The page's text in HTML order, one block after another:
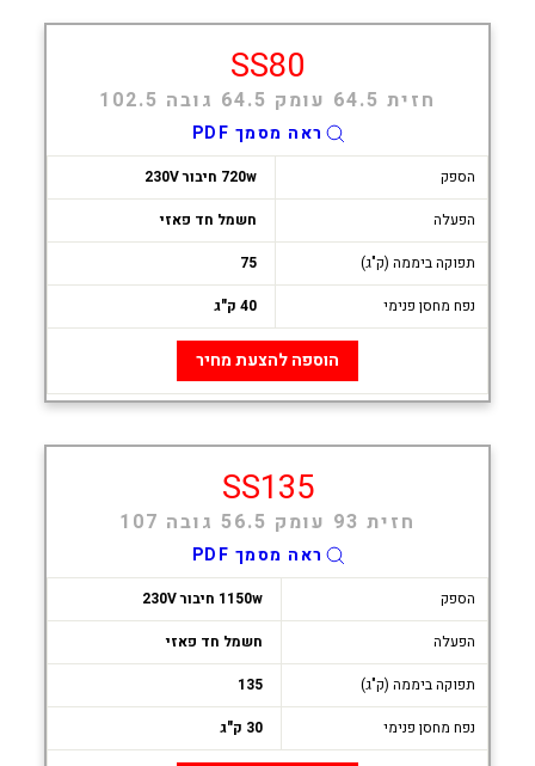
SS80
חזית 64.5 עומק 64.5 גובה 102.5
ראה מסמך PDF
הספק
720w חיבור 230V
הפעלה
חשמל חד פאזי
תפוקה ביממה (ק"ג)
75
נפח מחסן פנימי
40 ק"ג
הוספה להצעת מחיר
SS135
חזית 93 עומק 56.5 גובה 107
ראה מסמך PDF
הספק
1150w חיבור 230V
הפעלה
חשמל חד פאזי
תפוקה ביממה (ק"ג)
135
נפח מחסן פנימי
30 ק"ג